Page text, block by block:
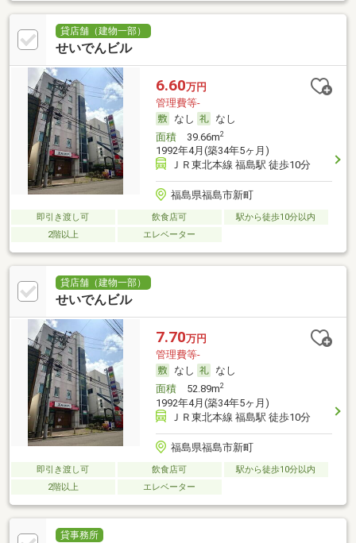
貸店舗（建物一部）
せいでんビル
6.60万円
管理費等-
なし
なし
面積39.66m2
1992年4月(築34年5ヶ月)
ＪＲ東北本線 福島駅 徒歩10分
福島県福島市新町
即引き渡し可 飲食店可
駅から徒歩10分以内
2階以上
エレベーター
貸店舗（建物一部）
せいでんビル
7.70万円
管理費等-
なし
なし
面積52.89m2
1992年4月(築34年5ヶ月)
ＪＲ東北本線 福島駅 徒歩10分
福島県福島市新町
即引き渡し可 飲食店可
駅から徒歩10分以内
2階以上
エレベーター
貸事務所